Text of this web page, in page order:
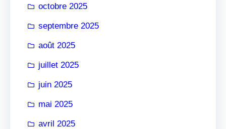
octobre 2025
septembre 2025
août 2025
juillet 2025
juin 2025
mai 2025
avril 2025